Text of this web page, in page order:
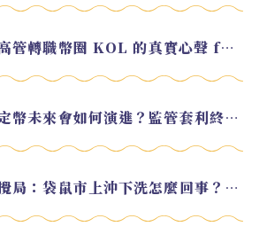
EP.219 從銀行高管轉職幣圈 KOL 的真實心聲 feat.龜大
EP.217 美元穩定幣未來會如何演進？監管套利終將收斂？feat. 研究員 余哲安
EP.213 川普大攪局：袋鼠市上沖下洗怎麼回事？feat. Alvin